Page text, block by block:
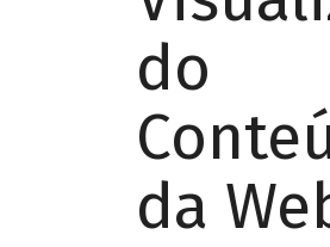
do
da